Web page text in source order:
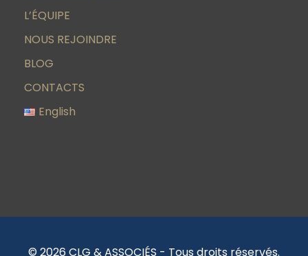
L’ÉQUIPE
NOUS REJOINDRE
BLOG
CONTACTS
English
© 2026 CLG & ASSOCIÉS - Tous droits réservés.